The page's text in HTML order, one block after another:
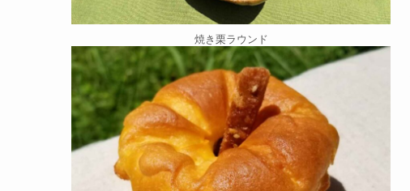
焼き栗ラウンド